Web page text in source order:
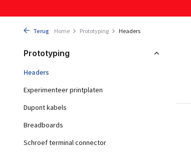
Terug Home Prototyping Headers
Prototyping
Headers
Experimenteer printplaten
Dupont kabels
Breadboards
Schroef terminal connector